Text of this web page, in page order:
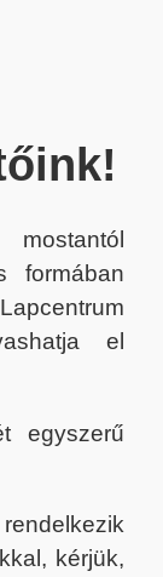
formában
el
egyszerű
kérjük,